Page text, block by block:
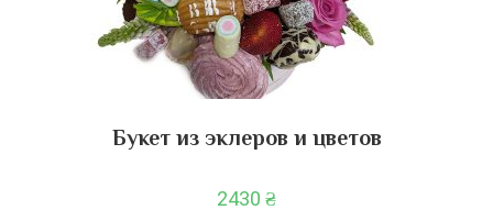
Букет из эклеров и цветов
2430 ₴